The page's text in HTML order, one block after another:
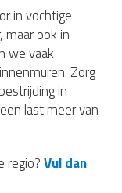
in vochtige
maar ook in
we vaak
Zorg
in
last meer van
regio?Vul dan